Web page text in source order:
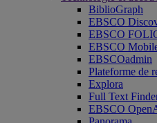
BiblioGraph
EBSCO
EBSCO
EBSCO
EBSCOadmin
Plateforme de
Explora
Full Text
EBSCO